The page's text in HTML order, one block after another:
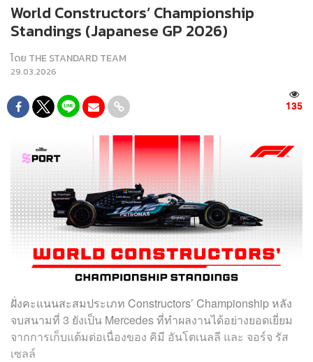
World Constructors’ Championship
Standings (Japanese GP 2026)
โดย THE STANDARD TEAM
29.03.2026
135
ฝั่งคะแนนสะสมประเภท Constructors’ Championship หลัง
จบสนามที่ 3 ยังเป็น Mercedes ที่ทำผลงานได้อย่างยอดเยี่ยม
จากการเก็บแต้มต่อเนื่องของ คิมี อันโตเนลลี และ จอร์จ รัส
เซลล์